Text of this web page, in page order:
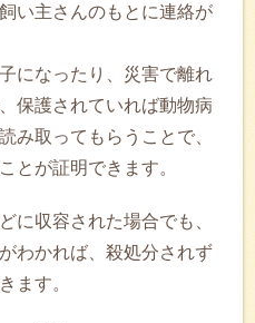
い主さんのもとに連絡が
になったり、災害で離れ
保護されていれば動物病
み取ってもらうことで、
とが証明できます。
に収容された場合でも、
わかれば、殺処分されず
ます。